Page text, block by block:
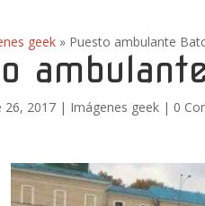
geek » Puesto ambulante
26, 2017 | Imágenes geek | 0